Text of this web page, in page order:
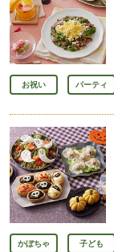
お祝い パーティ
かぼちゃ 子ども